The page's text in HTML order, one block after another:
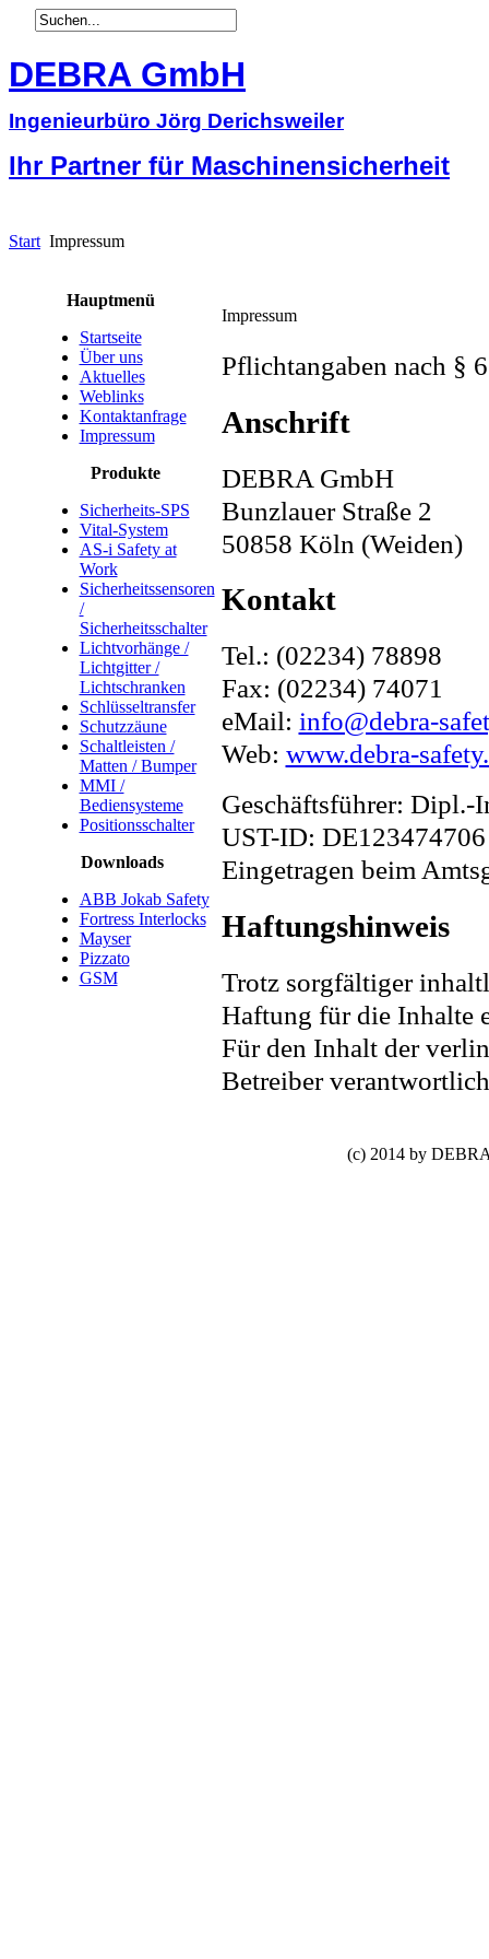
DEBRA GmbH
Ingenieurbüro Jörg Derichsweiler
Ihr Partner für Maschinensicherheit
Start Impressum
Hauptmenü
Startseite
Über uns
Aktuelles
Weblinks
Kontaktanfrage
Impressum
Produkte
Sicherheits-SPS
Vital-System
AS-i Safety at
Work
Sicherheitssensoren
/
Sicherheitsschalter
Lichtvorhänge /
Lichtgitter /
Lichtschranken
Schlüsseltransfer
Schutzzäune
Schaltleisten /
Matten / Bumper
MMI /
Bediensysteme
Positionsschalter
Downloads
ABB Jokab Safety
Fortress Interlocks
Mayser
Pizzato
GSM
Impressum
Pflichtangaben nach §
Anschrift
DEBRA GmbH
Bunzlauer Straße 2
50858 Köln (Weiden)
Kontakt
Tel.: (02234) 78898
Fax: (02234) 74071
eMail: info@debra-
Web: www.debra-
Geschäftsführer: Dipl.-
UST-ID: DE123474706
Eingetragen beim
Haftungshinweis
Trotz sorgfältiger
Haftung für die Inhalte
Für den Inhalt der
Betreiber
(c) 2014 by